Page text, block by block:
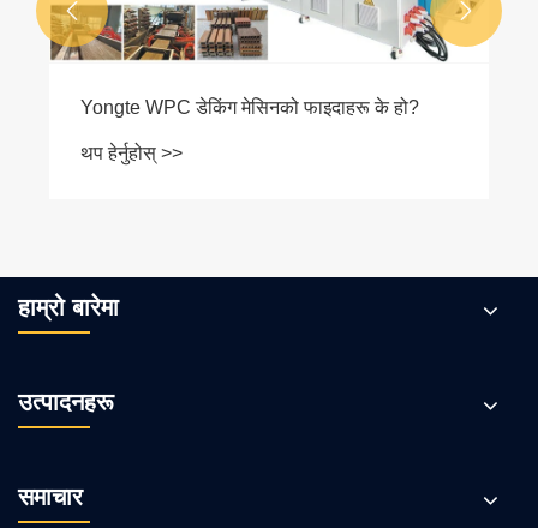
Yongte WPC डेकिंग मेसिनको फाइदाहरू के हो?
थप हेर्नुहोस् >>
 
हाम्रो बारेमा
उत्पादनहरू
समाचार